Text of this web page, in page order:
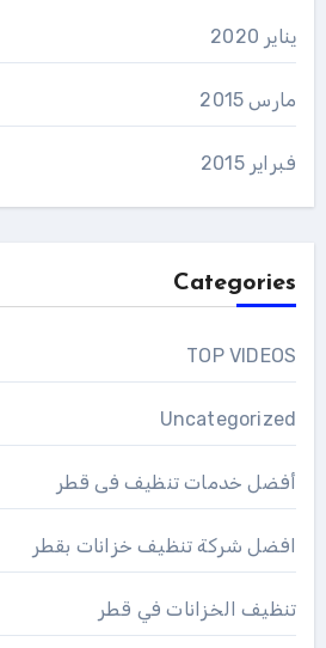
يناير 2020
مارس 2015
فبراير 2015
Categories
TOP VIDEOS
Uncategorized
أفضل خدمات تنظيف فى قطر
افضل شركة تنظيف خزانات بقطر
تنظيف الخزانات في قطر